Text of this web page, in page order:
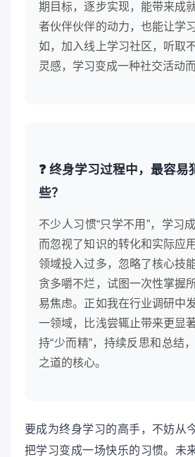
期目标，逐步实现，能带来成
者伙伴伙伴的动力，也能让学
如，加入线上学习社区，听取
灵感，学习变成一种社交活动而
❓ 终身学习过程中，最容易
些？
不少人习惯“只学不用”，学习
而忽视了知识的转化和实际应
领域投入过多，忽略了核心技
贪多嚼不烂，试图一次性掌握
易焦虑。正如我在行业调研中
一领域，比浅尝辄止带来更显
持“少而精”，持续反思和总结
之道的核心。
要成为终身学习的高手，不妨从
把学习变成一场快乐的习惯。未